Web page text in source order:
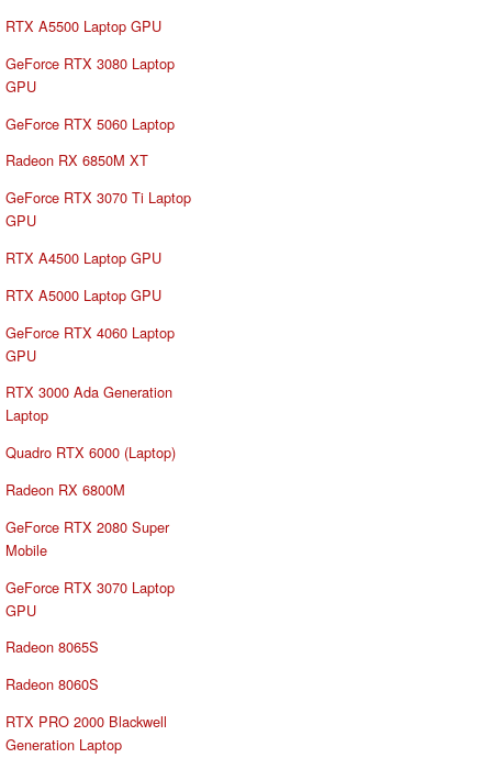
RTX A5500 Laptop GPU
GeForce RTX 3080 Laptop
GPU
GeForce RTX 5060 Laptop
Radeon RX 6850M XT
GeForce RTX 3070 Ti Laptop
GPU
RTX A4500 Laptop GPU
RTX A5000 Laptop GPU
GeForce RTX 4060 Laptop
GPU
RTX 3000 Ada Generation
Laptop
Quadro RTX 6000 (Laptop)
Radeon RX 6800M
GeForce RTX 2080 Super
Mobile
GeForce RTX 3070 Laptop
GPU
Radeon 8065S
Radeon 8060S
RTX PRO 2000 Blackwell
Generation Laptop